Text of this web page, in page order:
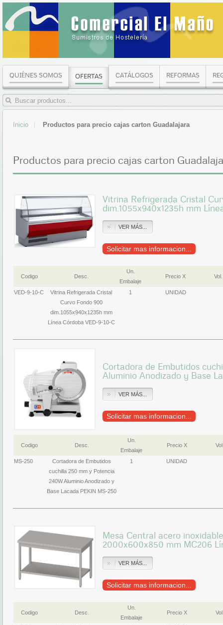
QUIÉNES SOMOS OFERTAS CATÁLOGOS REFORMAS
Inicio Productos para precio cajas carton Guadalajara
Productos para precio cajas carton
Vitrina Refrigerada Cristal
dim.1055x940x1235h mm
VER MÁS...
Solicitar mas informacion...
Codigo Desc.
Un.
Embalaje
Precio X Vol.
VED-9-10-C
Vitrina Refrigerada Cristal
Curvo Fondo 900
dim.1055x940x1235h mm
Línea Córdoba VED-9-10-C
1 UNIDAD
Cortadora de Embutidos
Aluminio Anodizado y Base
VER MÁS...
Solicitar mas informacion...
Codigo Desc.
Un.
Embalaje
Precio X
MS-250
Cortadora de Embutidos
cuchilla 250 mm y Potencia
240W Aluminio Anodizado y
Base Lacada PEKIN MS-250
1 UNIDAD
Mesa Central acero
2000x600x850 mm MC206
VER MÁS...
Solicitar mas informacion...
Codigo Desc.
Un.
Embalaje
Precio X